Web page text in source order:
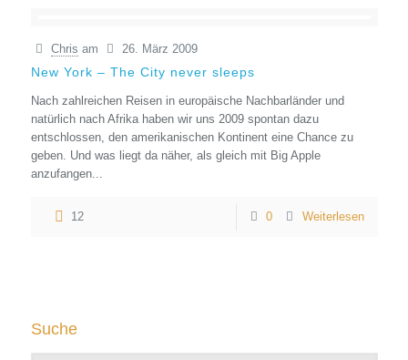
Chris am 26. März 2009
New York – The City never sleeps
Nach zahlreichen Reisen in europäische Nachbarländer und
natürlich nach Afrika haben wir uns 2009 spontan dazu
entschlossen, den amerikanischen Kontinent eine Chance zu
geben. Und was liegt da näher, als gleich mit Big Apple
anzufangen...
12 0 Weiterlesen
Suche